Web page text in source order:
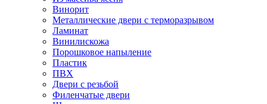
Винорит
Металлические двери с терморазрывом
Ламинат
Винилискожа
Порошковое напыление
Пластик
ПВХ
Двери с резьбой
Филенчатые двери